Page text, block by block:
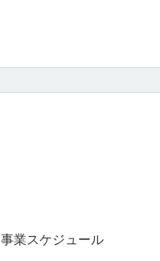
事業スケジュール